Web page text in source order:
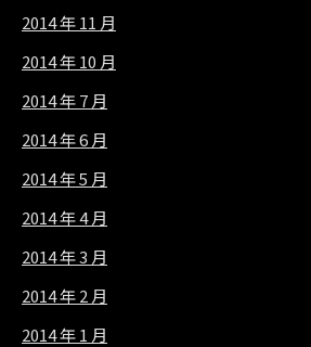
2014 年 11 月
2014 年 10 月
2014 年 7 月
2014 年 6 月
2014 年 5 月
2014 年 4 月
2014 年 3 月
2014 年 2 月
2014 年 1 月